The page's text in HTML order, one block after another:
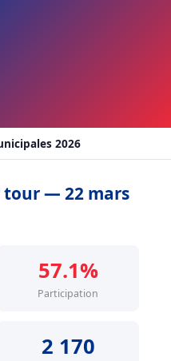
2026
— 22 mars
57.1%
Participation
2 170